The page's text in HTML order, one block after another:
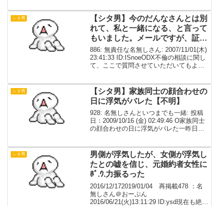
くらいの歳 Ｃの彼女...
シタ男
【シタ男】今のだんなさんとは別
れて、私と一緒になる、と言って
もいました。メールですが、証拠
は残っています。【相談】
886: 無責任な名無しさん: 2007/11/01(木)
23:41:33 ID:ISnoeODX不倫の相談に関し
て、ここで質問させていただいてもよろ
んとは別れて、私...
シタ男
【シタ男】家族同士の顔合わせの
日に浮気がバレた【不明】
928: 名無しさんといつまでも一緒: 投稿
日：2009/10/16 (金) 02:49:46 O家族同士
の顔合わせの日に浮気がバレた一昨日だ
シタ男
男側が浮気したが、女側が浮気し
たとの嘘を信じ、元婚約者女性に
ﾎﾞ.ｳ.力振るった
2016/12/172019/01/04 再掲載478 ：名
無しさん＠おーぷん
2016/06/21(火)13:11:29 ID:ysd現在も絶賛